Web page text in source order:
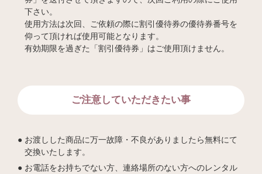
下さい。
使用方法は次回、ご依頼の際に割引優待券の優待券番号を
仰って頂ければ使用可能となります。
有効期限を過ぎた「割引優待券」はご使用頂けません。
ご注意していただきたい事
お渡しした商品に万一故障・不良がありましたら無料にて
交換いたします。
お電話をお持ちでない方、連絡場所のない方へのレンタル